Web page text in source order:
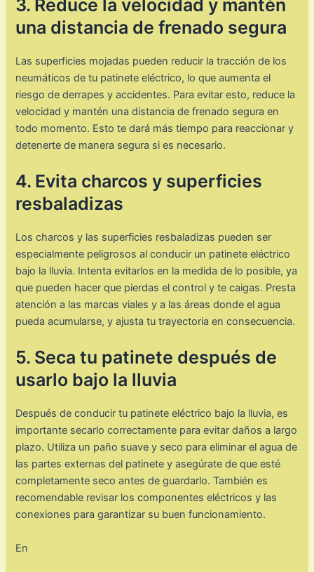
3. Reduce la velocidad y mantén
una distancia de frenado segura
Las superficies mojadas pueden reducir la tracción de los
neumáticos de tu patinete eléctrico, lo que aumenta el
riesgo de derrapes y accidentes. Para evitar esto, reduce la
velocidad y mantén una distancia de frenado segura en
todo momento. Esto te dará más tiempo para reaccionar y
detenerte de manera segura si es necesario.
4. Evita charcos y superficies
resbaladizas
Los charcos y las superficies resbaladizas pueden ser
especialmente peligrosos al conducir un patinete eléctrico
bajo la lluvia. Intenta evitarlos en la medida de lo posible, ya
que pueden hacer que pierdas el control y te caigas. Presta
atención a las marcas viales y a las áreas donde el agua
pueda acumularse, y ajusta tu trayectoria en consecuencia.
5. Seca tu patinete después de
usarlo bajo la lluvia
Después de conducir tu patinete eléctrico bajo la lluvia, es
importante secarlo correctamente para evitar daños a largo
plazo. Utiliza un paño suave y seco para eliminar el agua de
las partes externas del patinete y asegúrate de que esté
completamente seco antes de guardarlo. También es
recomendable revisar los componentes eléctricos y las
conexiones para garantizar su buen funcionamiento.
En